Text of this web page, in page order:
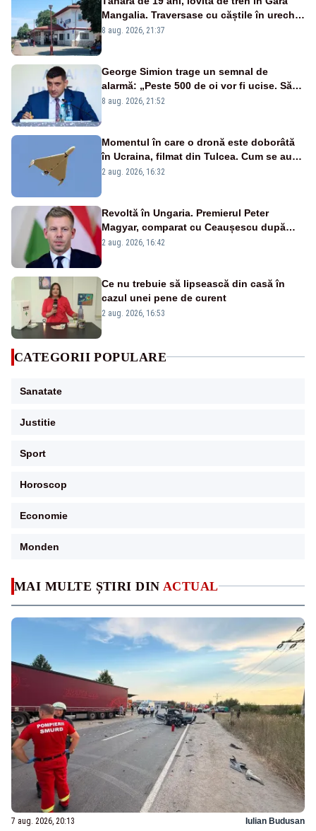
MAI MULTE ȘTIRI DIN ACTUAL
7 aug. 2026, 20:13 Iulian Budusan
Mangalia. Traversase cu căștile în urechi
liniile printr-un loc nepermis
8 aug. 2026, 21:37
George Simion trage un semnal de
alarmă: „Peste 500 de oi vor fi ucise. Să
vedem dacă ciobanii vor fi despăgubiți”
8 aug. 2026, 21:52
Momentul în care o dronă este doborâtă
în Ucraina, filmat din Tulcea. Cum se aude
sunetul războiului la graniță - VIDEO
2 aug. 2026, 16:32
Revoltă în Ungaria. Premierul Peter
Magyar, comparat cu Ceaușescu după
anunțul referitor la criza energetică
2 aug. 2026, 16:42
Ce nu trebuie să lipsească din casă în
cazul unei pene de curent
2 aug. 2026, 16:53
CATEGORII POPULARE
Sanatate
Justitie
Sport
Horoscop
Economie
Monden